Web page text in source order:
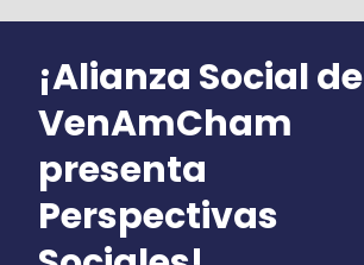
¡Alianza Social de
VenAmCham
presenta
Perspectivas